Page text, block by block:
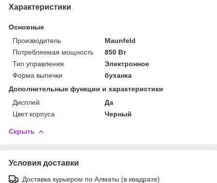
Характеристики
Основные
Производитель
Maunfeld
Потребляемая мощность
850 Вт
Тип управления
Электронное
Форма выпечки
буханка
Дополнительные функции и характеристики
Дисплей
Да
Цвет корпуса
Черный
Скрыть
Условия доставки
Доставка курьером по Алматы (в квадрате)